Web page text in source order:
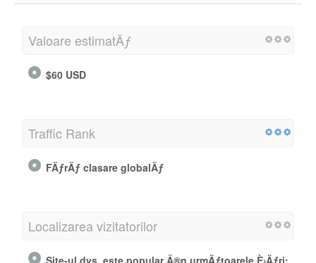
Valoare estimatÄƒ
$60 USD
Traffic Rank
FÄƒrÄƒ clasare globalÄƒ
Localizarea vizitatorilor